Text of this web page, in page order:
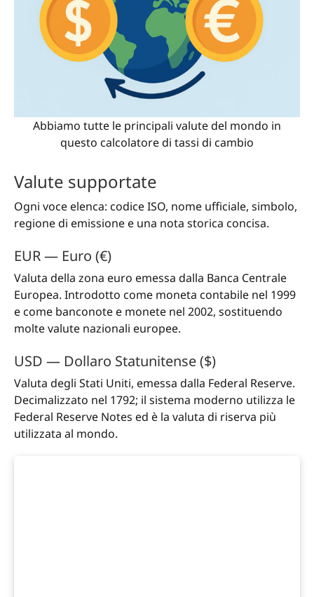
Abbiamo tutte le principali valute del mondo in
questo calcolatore di tassi di cambio
Valute supportate
Ogni voce elenca: codice ISO, nome ufficiale, simbolo,
regione di emissione e una nota storica concisa.
EUR — Euro (€)
Valuta della zona euro emessa dalla Banca Centrale
Europea. Introdotto come moneta contabile nel 1999
e come banconote e monete nel 2002, sostituendo
molte valute nazionali europee.
USD — Dollaro Statunitense ($)
Valuta degli Stati Uniti, emessa dalla Federal Reserve.
Decimalizzato nel 1792; il sistema moderno utilizza le
Federal Reserve Notes ed è la valuta di riserva più
utilizzata al mondo.